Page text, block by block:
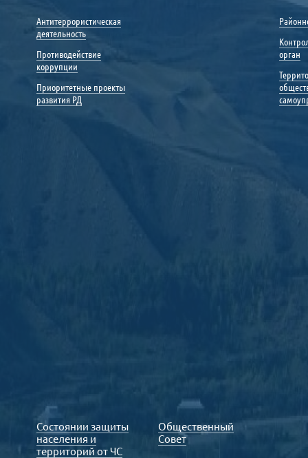
Антитеррористическая
деятельность
Противодействие
коррупции
Приоритетные проекты
развития РД
орган
Состоянии защиты
населения и
территорий от ЧС
Общественный
Совет